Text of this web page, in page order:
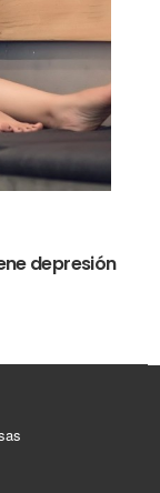
depresión